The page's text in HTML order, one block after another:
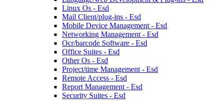
Linux Os - Esd
Mail Client/plug-ins - Esd
Mobile Device Management - Esd
Networking Management - Esd
Ocr/barcode Software - Esd
Office Suites - Esd
Other Os - Esd
Project/time Management - Esd
Remote Access - Esd
Report Management - Esd
Security Suites - Esd